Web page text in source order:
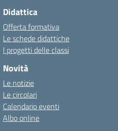
Didattica
Offerta formativa
Le schede didattiche
I progetti delle classi
Novità
Le notizie
Le circolari
Calendario eventi
Albo online